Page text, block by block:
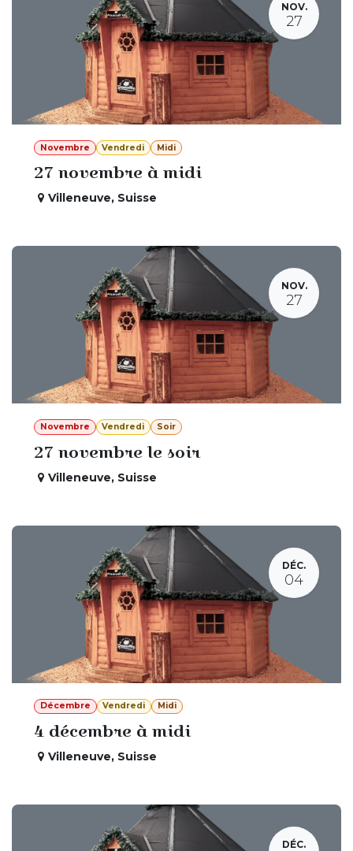
NOV.
27
Novembre Vendredi Midi
27 novembre à midi
Villeneuve, Suisse
NOV.
27
Novembre Vendredi Soir
27 novembre le soir
Villeneuve, Suisse
DÉC.
04
Décembre Vendredi Midi
4 décembre à midi
Villeneuve, Suisse
DÉC.